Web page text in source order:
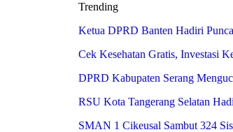
Trending
Ketua DPRD Banten Hadiri
Cek Kesehatan Gratis, Investasi
DPRD Kabupaten Serang
RSU Kota Tangerang Selatan
SMAN 1 Cikeusal Sambut 324